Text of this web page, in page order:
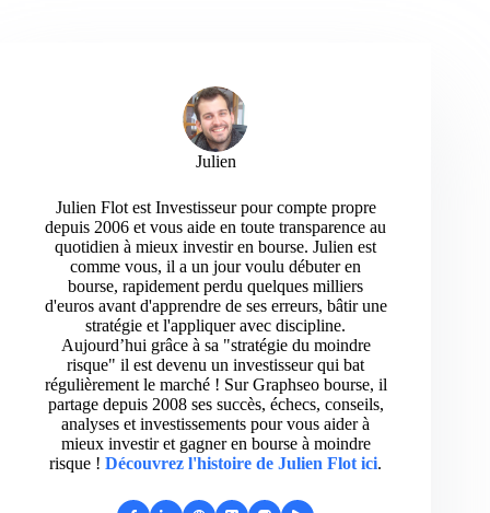
Julien
Julien Flot est Investisseur pour compte propre
depuis 2006 et vous aide en toute transparence au
quotidien à mieux investir en bourse. Julien est
comme vous, il a un jour voulu débuter en
bourse, rapidement perdu quelques milliers
d'euros avant d'apprendre de ses erreurs, bâtir une
stratégie et l'appliquer avec discipline.
Aujourd’hui grâce à sa "stratégie du moindre
risque" il est devenu un investisseur qui bat
régulièrement le marché ! Sur Graphseo bourse, il
partage depuis 2008 ses succès, échecs, conseils,
analyses et investissements pour vous aider à
mieux investir et gagner en bourse à moindre
risque ! Découvrez l'histoire de Julien Flot ici.